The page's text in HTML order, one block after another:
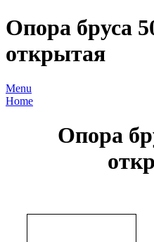
Опора бруса
открытая
Menu
Home
Опора